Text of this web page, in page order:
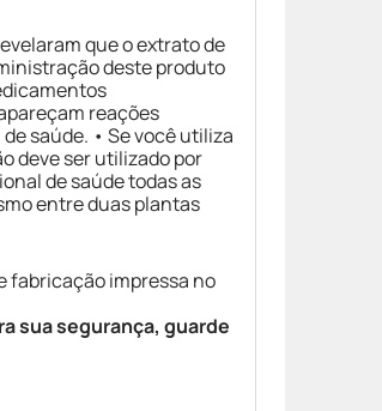
que o extrato de
deste produto
reações
saúde. • Se você utiliza
deve ser utilizado por
de saúde todas as
entre duas plantas
fabricação impressa no
sua segurança, guarde